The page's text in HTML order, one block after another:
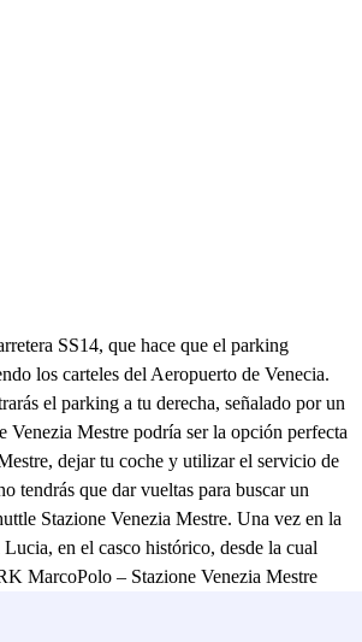
SS14, que hace que el parking
los carteles del Aeropuerto de Venecia.
el parking a tu derecha, señalado por un
Mestre podría ser la opción perfecta
dejar tu coche y utilizar el servicio de
tendrás que dar vueltas para buscar un
Stazione Venezia Mestre. Una vez en la
en el casco histórico, desde la cual
MarcoPolo – Stazione Venezia Mestre